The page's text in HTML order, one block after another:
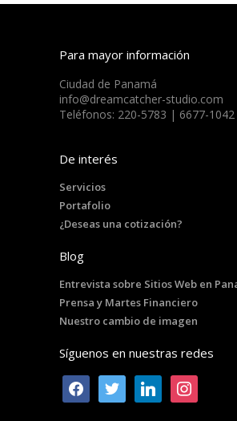
Para mayor información
Ciudad de Panamá
info@dreamcatcher-studio.com
Teléfonos: 220-5783 | 6677-1042
De interés
Servicios
Portafolio
¿Deseas una cotización?
Blog
Entrevista sobre Sitios Web en
Prensa y Martes Financiero
Nuestro cambio de imagen
Síguenos en nuestras redes
facebooktwitter linkedin instagram